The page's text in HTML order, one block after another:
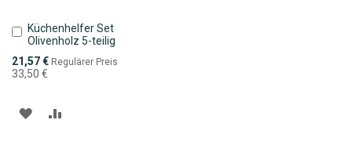
Küchenhelfer Set
Olivenholz 5-teilig
Sonderpreis
21,57 € Regulärer Preis
33,50 €
In
den
Warenkorb
ZUR